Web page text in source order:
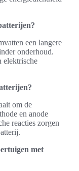
een langere
onderhoud.
elektrische
om de
en anode
reacties zorgen
met